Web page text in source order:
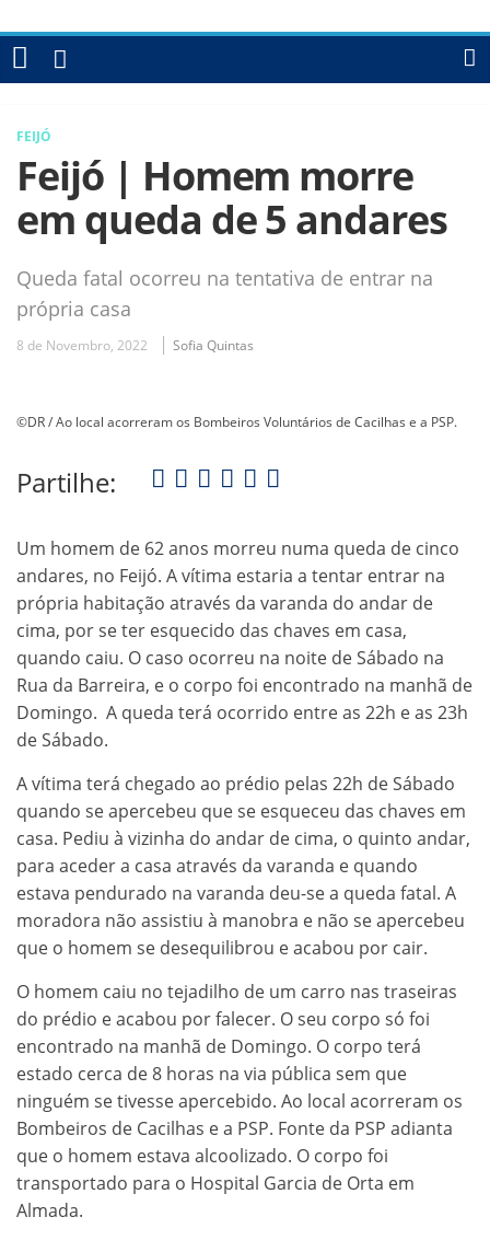
FEIJÓ
Feijó | Homem morre
em queda de 5 andares
Queda fatal ocorreu na tentativa de entrar na
própria casa
8 de Novembro, 2022 Sofia Quintas
©DR / Ao local acorreram os Bombeiros Voluntários de Cacilhas e a PSP.
Partilhe:
Um homem de 62 anos morreu numa queda de cinco
andares, no Feijó. A vítima estaria a tentar entrar na
própria habitação através da varanda do andar de
cima, por se ter esquecido das chaves em casa,
quando caiu. O caso ocorreu na noite de Sábado na
Rua da Barreira, e o corpo foi encontrado na manhã de
Domingo. A queda terá ocorrido entre as 22h e as 23h
de Sábado.
A vítima terá chegado ao prédio pelas 22h de Sábado
quando se apercebeu que se esqueceu das chaves em
casa. Pediu à vizinha do andar de cima, o quinto andar,
para aceder a casa através da varanda e quando
estava pendurado na varanda deu-se a queda fatal. A
moradora não assistiu à manobra e não se apercebeu
que o homem se desequilibrou e acabou por cair.
O homem caiu no tejadilho de um carro nas traseiras
do prédio e acabou por falecer. O seu corpo só foi
encontrado na manhã de Domingo. O corpo terá
estado cerca de 8 horas na via pública sem que
ninguém se tivesse apercebido. Ao local acorreram os
Bombeiros de Cacilhas e a PSP. Fonte da PSP adianta
que o homem estava alcoolizado. O corpo foi
transportado para o Hospital Garcia de Orta em
Almada.